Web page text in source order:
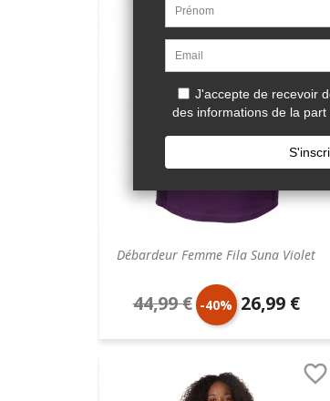
Débardeur Femme Fila Suna Violet
Prix
de
44,99 € -40% Prix
unitaire
26,99 €
